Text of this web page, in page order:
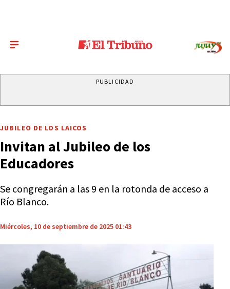
PUBLICIDAD
JUBILEO DE LOS LAICOS
Invitan al Jubileo de los
Educadores
Se congregarán a las 9 en la rotonda de acceso a
Río Blanco.
Miércoles, 10 de septiembre de 2025 01:43